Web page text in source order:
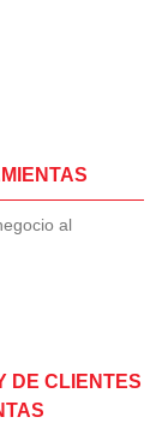
al
DE CLIENTES